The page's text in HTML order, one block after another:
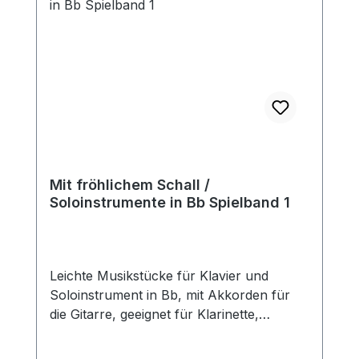
Mit fröhlichem Schall /
Soloinstrumente in Bb Spielband 1
Leichte Musikstücke für Klavier und
Soloinstrument in Bb, mit Akkorden für
die Gitarre, geeignet für Klarinette,